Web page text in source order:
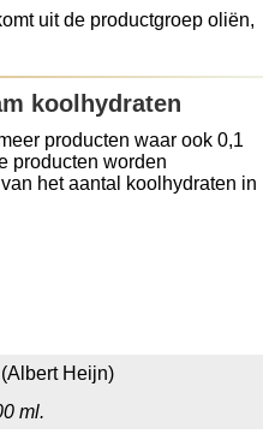
uit de productgroep oliën,
koolhydraten
producten waar ook 0,1
producten worden
het aantal koolhydraten in
Heijn)
ml.